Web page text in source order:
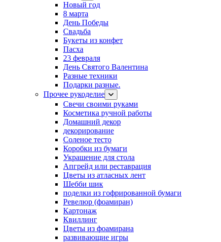
Новый год
8 марта
День Победы
Свадьба
Букеты из конфет
Пасха
23 февраля
День Святого Валентина
Разные техники
Подарки разные.
Прочее рукоделие
Свечи своими руками
Косметика ручной работы
Домашний декор
декорирование
Соленое тесто
Коробки из бумаги
Украшение для стола
Апгрейд или реставрация
Цветы из атласных лент
Шебби шик
поделки из гофрированной бумаги
Ревелюр (фоамиран)
Картонаж
Квиллинг
Цветы из фоамирана
развивающие игры